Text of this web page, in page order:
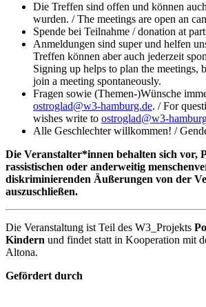
Die Treffen sind offen und können
wurden. / The meetings are open an
Spende bei Teilnahme / donation at
Anmeldungen sind super und helfen
Treffen können aber auch jederzeit
Signing up helps to plan the meetings,
join a meeting spontaneously.
Fragen sowie (Themen-)Wünsche
ostroglad@w3-hamburg.de. / For
wishes write to ostroglad@w3-
Alle Geschlechter willkommen! /
Die Veranstalter*innen behalten sich vor,
rassistischen oder anderweitig
diskriminierenden Äußerungen von der
auszuschließen.
Die Veranstaltung ist Teil des W3_Projekts
Kindern und findet statt in Kooperation mit
Altona.
Gefördert durch